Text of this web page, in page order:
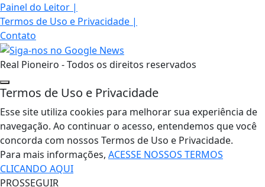
Painel do Leitor |
Termos de Uso e Privacidade |
Contato
Real Pioneiro - Todos os direitos reservados
Termos de Uso e Privacidade
Esse site utiliza cookies para melhorar sua experiência de
navegação. Ao continuar o acesso, entendemos que você
concorda com nossos Termos de Uso e Privacidade.
Para mais informações, ACESSE NOSSOS TERMOS
CLICANDO AQUI
PROSSEGUIR